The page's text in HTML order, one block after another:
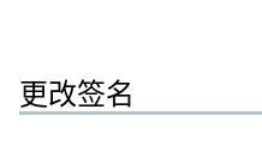
更改签名